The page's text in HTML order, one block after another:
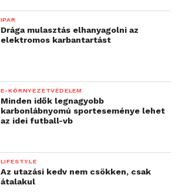
IPAR
Drága mulasztás elhanyagolni az
elektromos karbantartást
E-KÖRNYEZETVÉDELEM
Minden idők legnagyobb
karbonlábnyomú sporteseménye lehet
az idei futball-vb
LIFESTYLE
Az utazási kedv nem csökken, csak
átalakul